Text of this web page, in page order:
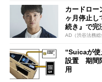
カードロー
ヶ月停止し
続き』で完
AD（渋谷法務総
“Suicaが使
設置 期間
用